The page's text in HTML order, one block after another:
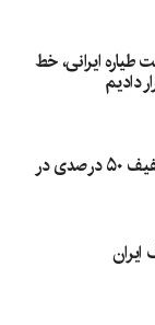
ایرانی، خط
دادیم
فرمان تازه برای کاهش مالیات؛ تخفیف ۵۰ درصدی در